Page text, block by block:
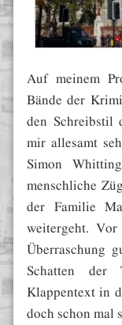
Auf meinem
Bände der
den Schreibstil
mir allesamt
Simon
menschliche
der Familie
weitergeht.
Überraschung
Schatten
Klappentext in
doch schon mal